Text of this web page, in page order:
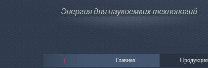
Главная Продукция